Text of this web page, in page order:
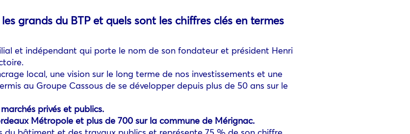
grands du BTP et quels sont les chiffres clés en termes
et indépendant qui porte le nom de son fondateur et président Henri
local, une vision sur le long terme de nos investissements et une
au Groupe Cassous de se développer depuis plus de 50 ans sur le
privés et publics.
Métropole et plus de 700 sur la commune de Mérignac.